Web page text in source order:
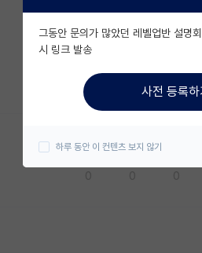
자유 게시판(아무개랩)
미국 유학 게시판
미국 대학원 합격 후기 게시판
대학원생 모집 게시판
연구실(PI) 홍보 게시판
그동안 문의가 많았던 레벨업반 설명
시 링크 발송
사전 등록하
하루 동안 이 컨텐츠 보지 않기